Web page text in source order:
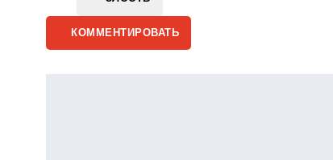
КОММЕНТИРОВАТЬ